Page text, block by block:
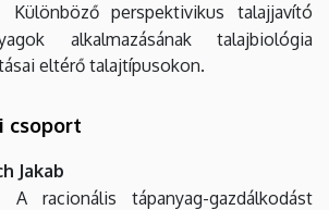
Különböző perspektivikus talajjavító
alkalmazásának talajbiológia
eltérő talajtípusokon.
csoport
Jakab
A racionális tápanyag-gazdálkodást